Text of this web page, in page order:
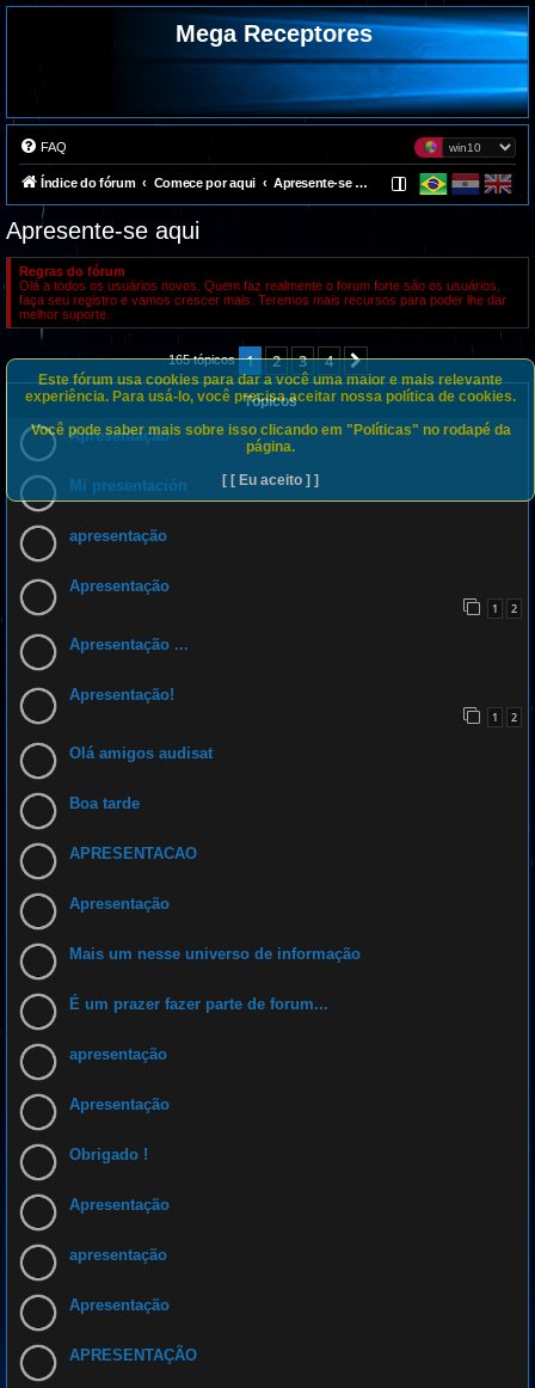
Mega Receptores
FAQ
Índice do fórum Comece por aqui Apresente-se aqui
Apresente-se aqui
Regras do fórum
Olá a todos os usuários novos. Quem faz realmente o forum forte são os usuários,
faça seu registro e vamos crescer mais. Teremos mais recursos para poder lhe dar
melhor suporte.
165 tópicos 1 2 3 4 Próximo
Tópicos
Apresentação
Mi presentación
apresentação
Apresentação
1 2
Apresentação ...
Apresentação!
1 2
Olá amigos audisat
Boa tarde
APRESENTACAO
Apresentação
Mais um nesse universo de informação
É um prazer fazer parte de forum...
apresentação
Apresentação
Obrigado !
Apresentação
apresentação
Apresentação
APRESENTAÇÃO
Este fórum usa cookies para dar a você uma maior e mais relevante
experiência. Para usá-lo, você precisa aceitar nossa política de cookies.
Você pode saber mais sobre isso clicando em "Políticas" no rodapé da
página.
[ [ Eu aceito ] ]